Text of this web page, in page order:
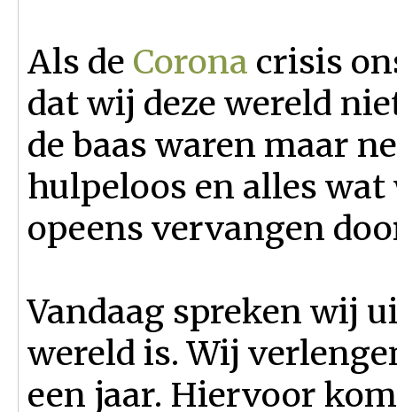
Als de Corona crisis
dat wij deze wereld
de baas waren maar
hulpeloos en alles
opeens vervangen
Vandaag spreken wij
wereld is. Wij
een jaar. Hiervoor